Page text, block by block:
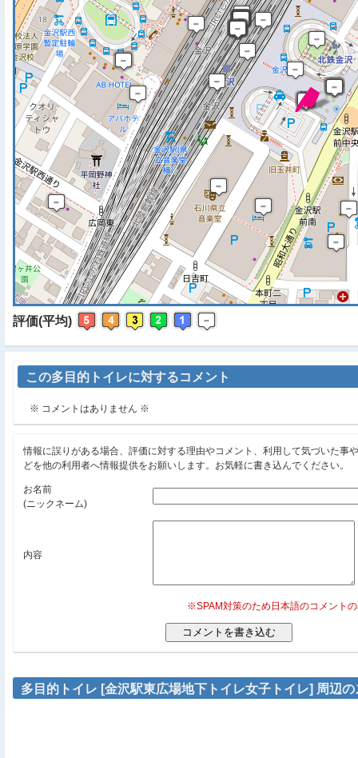
※ マップを検索、表示中
評価(平均)
この多目的トイレに対するコメント
※ コメントはありません ※
情報に誤りがある場合、評価に対する理由やコメント、利用して気づいた事
どを他の利用者へ情報提供をお願いします。お気軽に書き込んでください。
お名前
(ニックネーム)
内容
※SPAM対策のため日本語のコメント
多目的トイレ [金沢駅東広場地下トイレ女子トイレ] 周辺